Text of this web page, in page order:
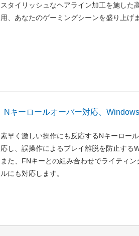
スタイリッシュなヘアライン加工を施した
用、あなたのゲーミングシーンを盛り上げま
Nキーロールオーバー対応、
素早く激しい操作にも反応するNキーロー
応し、誤操作によるプレイ離脱を防止する
また、FNキーとの組み合わせでライティ
ルにも対応します。